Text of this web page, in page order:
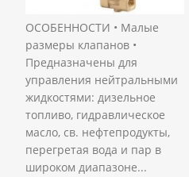
ОСОБЕННОСТИ • Малые
размеры клапанов •
Предназначены для
управления нейтральными
жидкостями: дизельное
топливо, гидравлическое
масло, св. нефтепродукты,
перегретая вода и пар в
широком диапазоне...